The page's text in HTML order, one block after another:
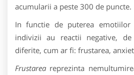
acumularii a peste 300 de puncte.
In functie de puterea
indivizii au reactii negative,
diferite, cum ar fi: frustarea,
Frustarea reprezinta